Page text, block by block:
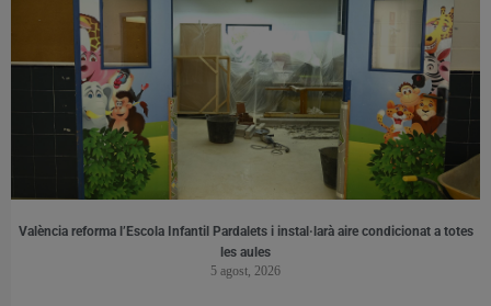
València reforma l’Escola Infantil Pardalets i instal·larà aire condicionat a totes
les aules
5 agost, 2026